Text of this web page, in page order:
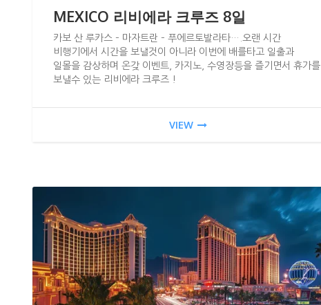
MEXICO 리비에라 크루즈 8일
카보 산 루카스 – 마자트란 – 푸에르토발라타….오랜 시간
비행기에서 시간을 보낼것이 아니라 이번에 배를타고 일출과
일몰을 감상하며 온갖 이벤트, 카지노, 수영장등을 즐기면서 휴가를
보낼수 있는 리비에라 크루즈 !
VIEW